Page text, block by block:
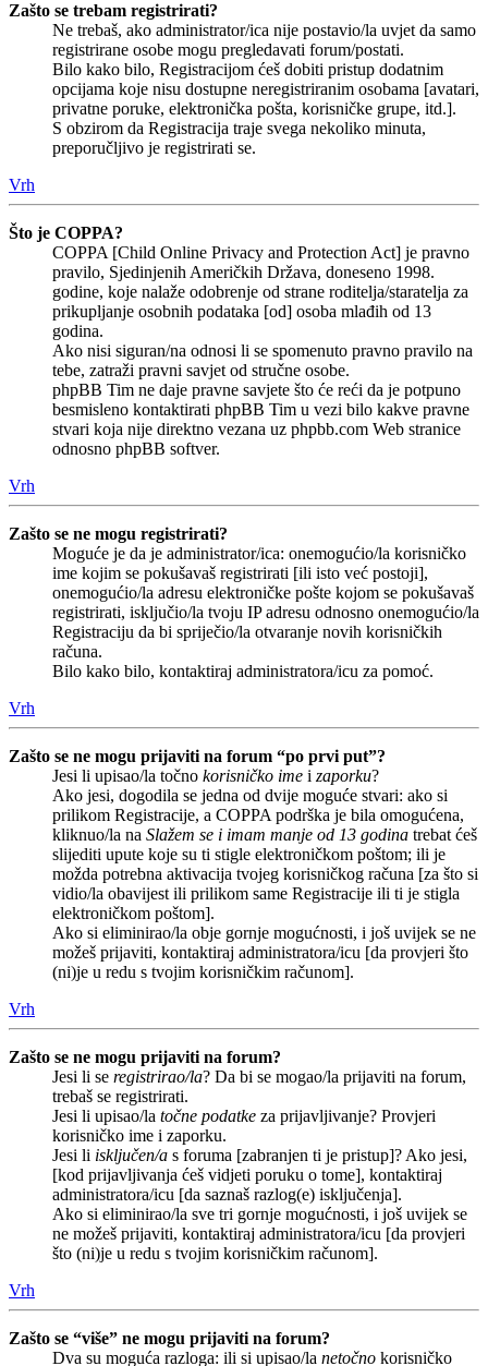
Zašto se trebam registrirati?
Ne trebaš, ako administrator/ica nije postavio/la uvjet da samo
registrirane osobe mogu pregledavati forum/postati.
Bilo kako bilo, Registracijom ćeš dobiti pristup dodatnim
opcijama koje nisu dostupne neregistriranim osobama [avatari,
privatne poruke, elektronička pošta, korisničke grupe, itd.].
S obzirom da Registracija traje svega nekoliko minuta,
preporučljivo je registrirati se.
Vrh
Što je COPPA?
COPPA [Child Online Privacy and Protection Act] je pravno
pravilo, Sjedinjenih Američkih Država, doneseno 1998.
godine, koje nalaže odobrenje od strane roditelja/staratelja za
prikupljanje osobnih podataka [od] osoba mlađih od 13
godina.
Ako nisi siguran/na odnosi li se spomenuto pravno pravilo na
tebe, zatraži pravni savjet od stručne osobe.
phpBB Tim ne daje pravne savjete što će reći da je potpuno
besmisleno kontaktirati phpBB Tim u vezi bilo kakve pravne
stvari koja nije direktno vezana uz phpbb.com Web stranice
odnosno phpBB softver.
Vrh
Zašto se ne mogu registrirati?
Moguće je da je administrator/ica: onemogućio/la korisničko
ime kojim se pokušavaš registrirati [ili isto već postoji],
onemogućio/la adresu elektroničke pošte kojom se pokušavaš
registrirati, isključio/la tvoju IP adresu odnosno onemogućio/la
Registraciju da bi spriječio/la otvaranje novih korisničkih
računa.
Bilo kako bilo, kontaktiraj administratora/icu za pomoć.
Vrh
Zašto se ne mogu prijaviti na forum “po prvi put”?
Jesi li upisao/la točno korisničko ime i zaporku?
Ako jesi, dogodila se jedna od dvije moguće stvari: ako si
prilikom Registracije, a COPPA podrška je bila omogućena,
kliknuo/la na Slažem se i imam manje od 13 godina trebat ćeš
slijediti upute koje su ti stigle elektroničkom poštom; ili je
možda potrebna aktivacija tvojeg korisničkog računa [za što si
vidio/la obavijest ili prilikom same Registracije ili ti je stigla
elektroničkom poštom].
Ako si eliminirao/la obje gornje mogućnosti, i još uvijek se ne
možeš prijaviti, kontaktiraj administratora/icu [da provjeri što
(ni)je u redu s tvojim korisničkim računom].
Vrh
Zašto se ne mogu prijaviti na forum?
Jesi li se registrirao/la? Da bi se mogao/la prijaviti na forum,
trebaš se registrirati.
Jesi li upisao/la točne podatke za prijavljivanje? Provjeri
korisničko ime i zaporku.
Jesi li isključen/a s foruma [zabranjen ti je pristup]? Ako jesi,
[kod prijavljivanja ćeš vidjeti poruku o tome], kontaktiraj
administratora/icu [da saznaš razlog(e) isključenja].
Ako si eliminirao/la sve tri gornje mogućnosti, i još uvijek se
ne možeš prijaviti, kontaktiraj administratora/icu [da provjeri
što (ni)je u redu s tvojim korisničkim računom].
Vrh
Zašto se “više” ne mogu prijaviti na forum?
Dva su moguća razloga: ili si upisao/la netočno korisničko